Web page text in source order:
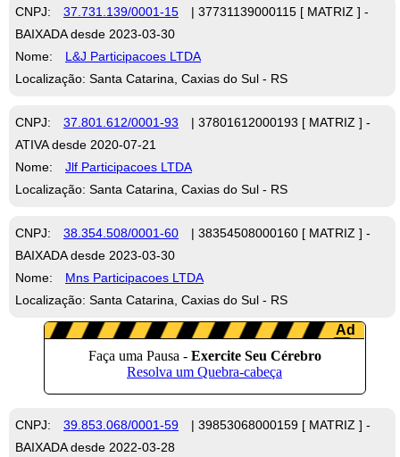
CNPJ: 37.731.139/0001-15
| 37731139000115 [ MATRIZ ] -
BAIXADA desde 2023-03-30
Nome:
L&J Participacoes LTDA
Localização: Santa Catarina, Caxias do Sul - RS
CNPJ: 37.801.612/0001-93
| 37801612000193 [ MATRIZ ] -
ATIVA desde 2020-07-21
Nome:
Jlf Participacoes LTDA
Localização: Santa Catarina, Caxias do Sul - RS
CNPJ: 38.354.508/0001-60
| 38354508000160 [ MATRIZ ] -
BAIXADA desde 2023-03-30
Nome:
Mns Participacoes LTDA
Localização: Santa Catarina, Caxias do Sul - RS
CNPJ: 39.853.068/0001-59
| 39853068000159 [ MATRIZ ] -
BAIXADA desde 2022-03-28